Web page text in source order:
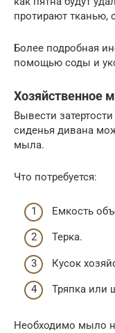
протирают тканью,
Более подробная
помощью соды и
Хозяйственное
Вывести
сиденья дивана
мыла.
Что потребуется:
Емкость
Терка.
Кусок
Тряпка или
Необходимо мыло